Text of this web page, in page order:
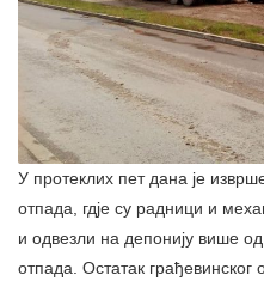
У протеклих пет дана је
отпада, гдје су радници и
и одвезли на депонију више
отпада. Остатак грађевинског